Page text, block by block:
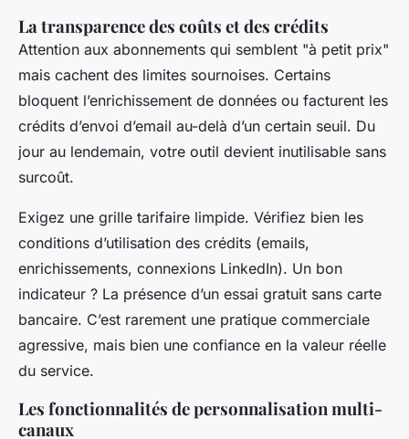
La transparence des coûts et des crédits
Attention aux abonnements qui semblent "à petit prix"
mais cachent des limites sournoises. Certains
bloquent l’enrichissement de données ou facturent les
crédits d’envoi d’email au-delà d’un certain seuil. Du
jour au lendemain, votre outil devient inutilisable sans
surcoût.
Exigez une grille tarifaire limpide. Vérifiez bien les
conditions d’utilisation des crédits (emails,
enrichissements, connexions LinkedIn). Un bon
indicateur ? La présence d’un essai gratuit sans carte
bancaire. C’est rarement une pratique commerciale
agressive, mais bien une confiance en la valeur réelle
du service.
Les fonctionnalités de personnalisation multi-
canaux